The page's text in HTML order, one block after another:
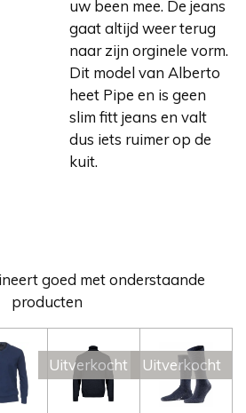
uw been mee. De jeans
gaat altijd weer terug
naar zijn orginele vorm.
Dit model van Alberto
heet Pipe en is geen
slim fitt jeans en valt
dus iets ruimer op de
kuit.
goed met onderstaande
producten
Uitverkocht Uitverkocht